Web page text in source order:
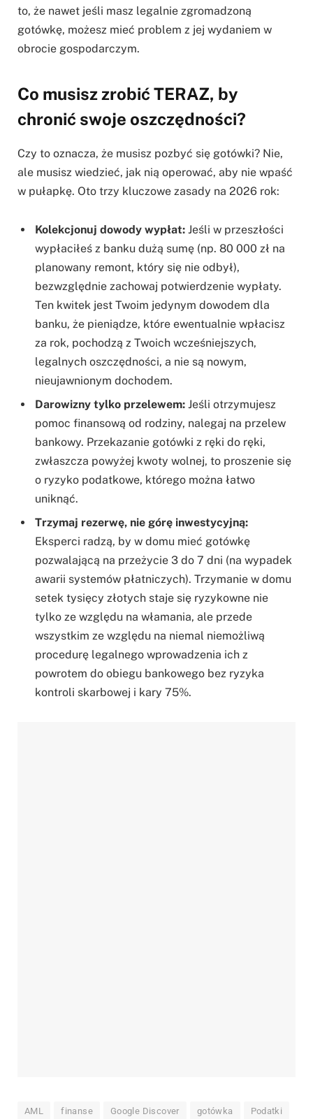
to, że nawet jeśli masz legalnie zgromadzoną
gotówkę, możesz mieć problem z jej wydaniem w
obrocie gospodarczym.
Co musisz zrobić TERAZ, by
chronić swoje oszczędności?
Czy to oznacza, że musisz pozbyć się gotówki? Nie,
ale musisz wiedzieć, jak nią operować, aby nie wpaść
w pułapkę. Oto trzy kluczowe zasady na 2026 rok:
Kolekcjonuj dowody wypłat: Jeśli w przeszłości
wypłaciłeś z banku dużą sumę (np. 80 000 zł na
planowany remont, który się nie odbył),
bezwzględnie zachowaj potwierdzenie wypłaty.
Ten kwitek jest Twoim jedynym dowodem dla
banku, że pieniądze, które ewentualnie wpłacisz
za rok, pochodzą z Twoich wcześniejszych,
legalnych oszczędności, a nie są nowym,
nieujawnionym dochodem.
Darowizny tylko przelewem: Jeśli otrzymujesz
pomoc finansową od rodziny, nalegaj na przelew
bankowy. Przekazanie gotówki z ręki do ręki,
zwłaszcza powyżej kwoty wolnej, to proszenie się
o ryzyko podatkowe, którego można łatwo
uniknąć.
Trzymaj rezerwę, nie górę inwestycyjną:
Eksperci radzą, by w domu mieć gotówkę
pozwalającą na przeżycie 3 do 7 dni (na wypadek
awarii systemów płatniczych). Trzymanie w domu
setek tysięcy złotych staje się ryzykowne nie
tylko ze względu na włamania, ale przede
wszystkim ze względu na niemal niemożliwą
procedurę legalnego wprowadzenia ich z
powrotem do obiegu bankowego bez ryzyka
kontroli skarbowej i kary 75%.
AML finanse Google Discover gotówka Podatki